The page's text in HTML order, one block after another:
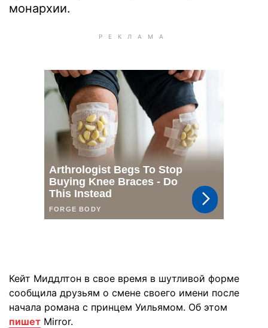
монархии.
Кейт Миддлтон в свое время в шутливой форме
сообщила друзьям о смене своего имени после
начала романа с принцем Уильямом. Об этом
пишет Mirror.